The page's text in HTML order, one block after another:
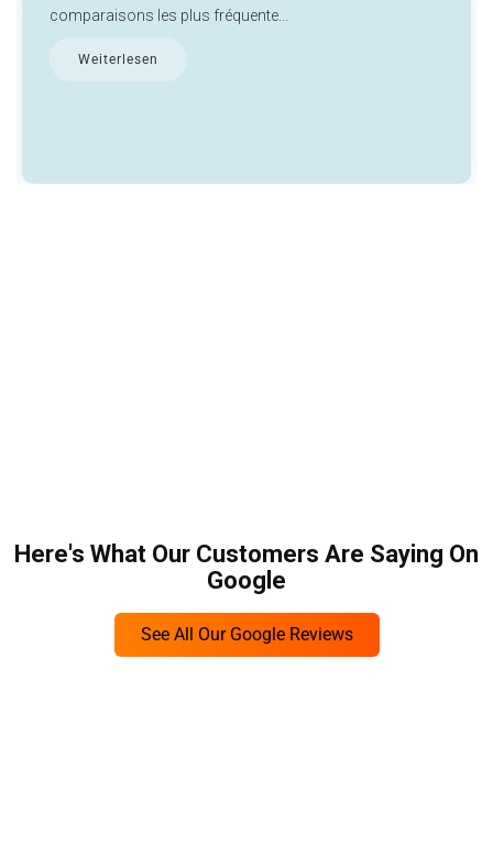
faire à Francfort pendant ...
Weiterlesen
Here's What Our Customers Are Saying On
Google
See All Our Google Reviews